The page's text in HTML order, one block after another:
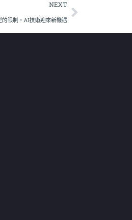
NEXT
限制，AI技術迎來新機遇